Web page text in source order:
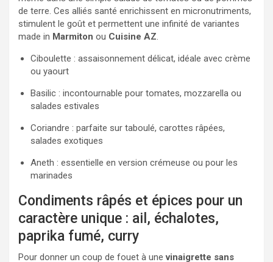
de terre. Ces alliés santé enrichissent en micronutriments,
stimulent le goût et permettent une infinité de variantes
made in Marmiton ou Cuisine AZ.
Ciboulette : assaisonnement délicat, idéale avec crème
ou yaourt
Basilic : incontournable pour tomates, mozzarella ou
salades estivales
Coriandre : parfaite sur taboulé, carottes râpées,
salades exotiques
Aneth : essentielle en version crémeuse ou pour les
marinades
Condiments râpés et épices pour un
caractère unique : ail, échalotes,
paprika fumé, curry
Pour donner un coup de fouet à unevinaigrette sans